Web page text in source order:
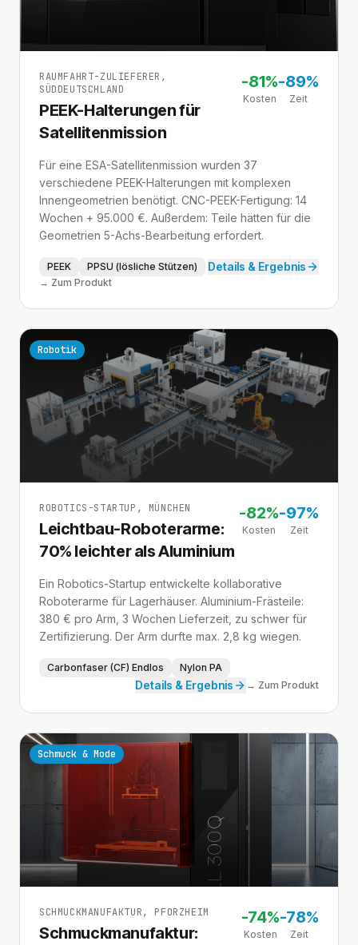
RAUMFAHRT-ZULIEFERER,
SÜDDEUTSCHLAND
PEEK-Halterungen für
Satellitenmission
-81%
Kosten
-89%
Zeit
Für eine ESA-Satellitenmission wurden 37
verschiedene PEEK-Halterungen mit komplexen
Innengeometrien benötigt. CNC-PEEK-Fertigung: 14
Wochen + 95.000 €. Außerdem: Teile hätten für die
Geometrien 5-Achs-Bearbeitung erfordert.
PEEK PPSU (lösliche Stützen) Details & Ergebnis
→ Zum Produkt
Robotik
ROBOTICS-STARTUP, MÜNCHEN
Leichtbau-Roboterarme:
70% leichter als Aluminium
-82%
Kosten
-97%
Zeit
Ein Robotics-Startup entwickelte kollaborative
Roboterarme für Lagerhäuser. Aluminium-Frästeile:
380 € pro Arm, 3 Wochen Lieferzeit, zu schwer für
Zertifizierung. Der Arm durfte max. 2,8 kg wiegen.
Carbonfaser (CF) Endlos Nylon PA
Details & Ergebnis → Zum Produkt
Schmuck & Mode
SCHMUCKMANUFAKTUR, PFORZHEIM
Schmuckmanufaktur:
-74%
Kosten
-78%
Zeit